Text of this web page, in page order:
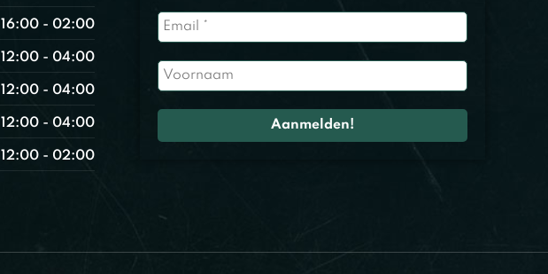
16:00 - 02:00
12:00 - 04:00
12:00 - 04:00
12:00 - 04:00
12:00 - 02:00